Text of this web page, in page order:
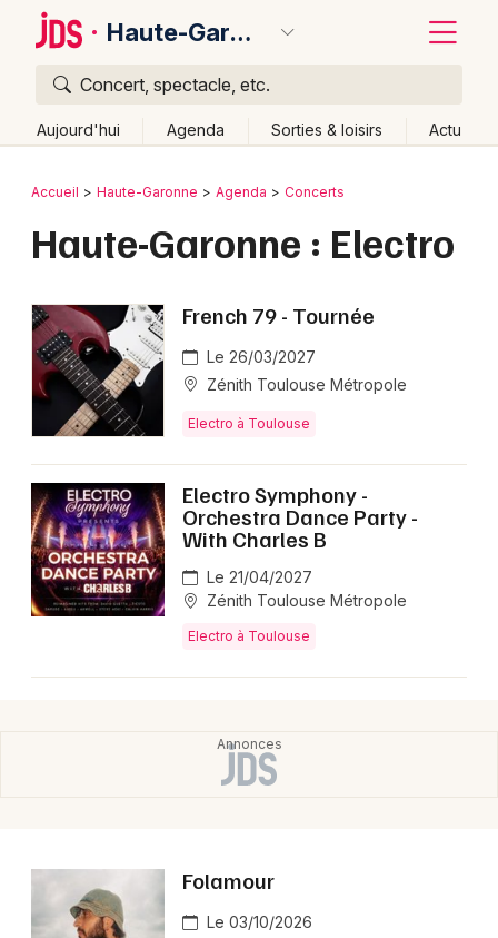
Haute-Garonne
Concert, spectacle, etc.
Aujourd'hui Agenda Sorties & loisirs Actu
Publier un événement
Grands événements
Activité & Expérience
Manifestations
Foires & salons
Spectacles
Concerts
Sorties & loisirs
Electro en Midi-Pyrénées
Bordeaux
Lille
Lyon
Marseille
Mulhouse
Montpellier
Nantes
Nice
Retour
Accueil Haute-Garonne Agenda Concerts
Haute-Garonne : Electro
French 79 - Tournée
Le 26/03/2027
Zénith Toulouse Métropole
Electro à Toulouse
Electro Symphony -
Orchestra Dance Party -
With Charles B
Le 21/04/2027
Zénith Toulouse Métropole
Electro à Toulouse
Folamour
Le 03/10/2026
Quoi ?
Où ?
Près de moi
Changer de lieu
Aujourd'hui
Demain